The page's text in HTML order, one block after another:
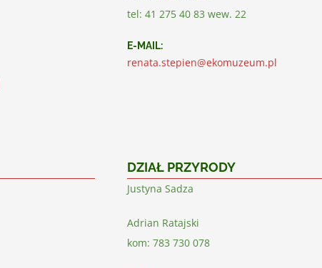
tel: 41 275 40 83 wew. 22
E-MAIL:
renata.stepien@ekomuzeum.pl
DZIAŁ PRZYRODY
Justyna Sadza
Adrian Ratajski
kom: 783 730 078